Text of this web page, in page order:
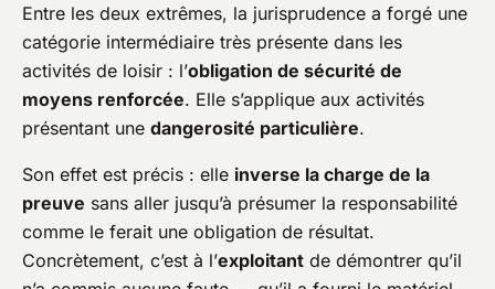
Entre les deux extrêmes, la jurisprudence a forgé une
catégorie intermédiaire très présente dans les
activités de loisir : l’obligation de sécurité de
moyens renforcée. Elle s’applique aux activités
présentant une dangerosité particulière.
Son effet est précis : elle inverse la charge de la
preuve sans aller jusqu’à présumer la responsabilité
comme le ferait une obligation de résultat.
Concrètement, c’est à l’exploitant de démontrer qu’il